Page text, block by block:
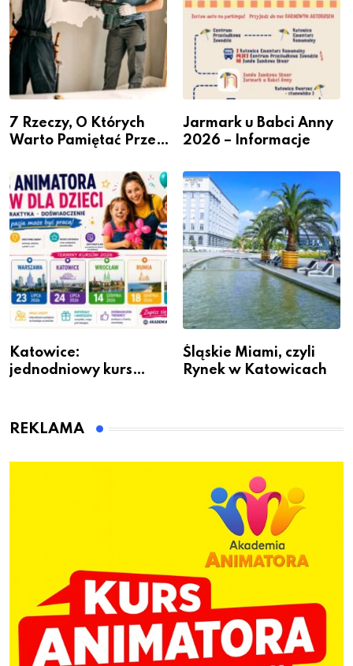
7 Rzeczy, O Których
Warto Pamiętać Przed
Jarmark u Babci Anny
2026 – Informacje
Katowice:
jednodniowy kurs
dzieci
Śląskie Miami, czyli
Rynek w Katowicach
REKLAMA